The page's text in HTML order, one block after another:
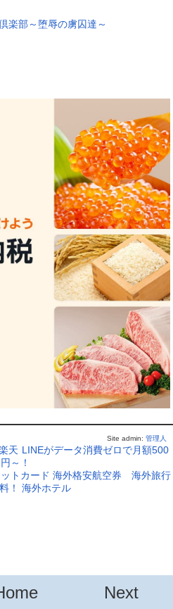
Next
楽部～堕辱の虜囚達～
Site admin:管理人
天 LINEがデータ消費ゼロで月額500
円～！
トカード 海外格安航空券
海外旅行
！
海外ホテル